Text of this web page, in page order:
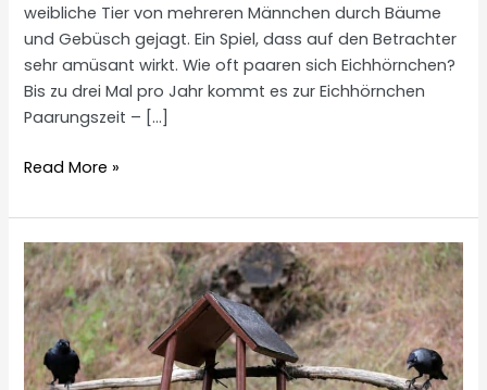
weibliche Tier von mehreren Männchen durch Bäume
und Gebüsch gejagt. Ein Spiel, dass auf den Betrachter
sehr amüsant wirkt. Wie oft paaren sich Eichhörnchen?
Bis zu drei Mal pro Jahr kommt es zur Eichhörnchen
Paarungszeit – […]
Eichhörnchen
Read More »